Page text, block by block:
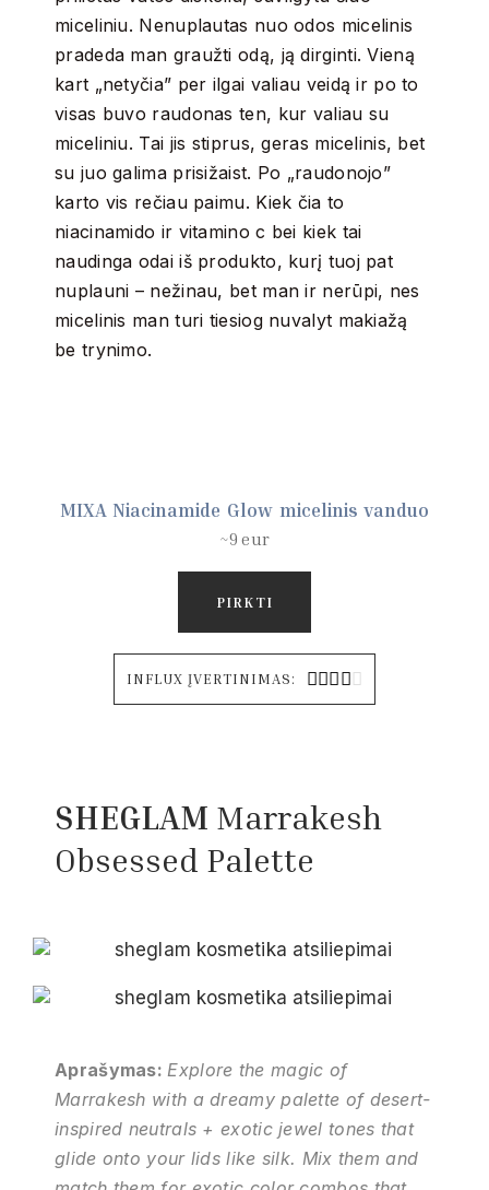
miceliniu. Nenuplautas nuo odos micelinis
pradeda man graužti odą, ją dirginti. Vieną
kart „netyčia” per ilgai valiau veidą ir po to
visas buvo raudonas ten, kur valiau su
miceliniu. Tai jis stiprus, geras micelinis, bet
su juo galima prisižaist. Po „raudonojo”
karto vis rečiau paimu. Kiek čia to
niacinamido ir vitamino c bei kiek tai
naudinga odai iš produkto, kurį tuoj pat
nuplauni – nežinau, bet man ir nerūpi, nes
micelinis man turi tiesiog nuvalyt makiažą
be trynimo.
MIXA Niacinamide Glow micelinis vanduo
~9 eur
PIRKTI
INFLUX ĮVERTINIMAS: 
SHEGLAM Marrakesh
Obsessed Palette
Aprašymas: Explore the magic of
Marrakesh with a dreamy palette of desert-
inspired neutrals + exotic jewel tones that
glide onto your lids like silk. Mix them and